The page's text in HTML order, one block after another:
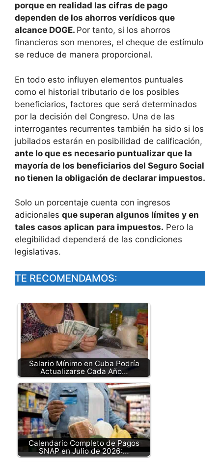
porque en realidad las cifras de pago
dependen de los ahorros verídicos que
alcance DOGE. Por tanto, si los ahorros
financieros son menores, el cheque de estímulo
se reduce de manera proporcional.
En todo esto influyen elementos puntuales
como el historial tributario de los posibles
beneficiarios, factores que será determinados
por la decisión del Congreso. Una de las
interrogantes recurrentes también ha sido si los
jubilados estarán en posibilidad de calificación,
ante lo que es necesario puntualizar que la
mayoría de los beneficiarios del Seguro Social
no tienen la obligación de declarar impuestos.
Solo un porcentaje cuenta con ingresos
adicionales que superan algunos límites y en
tales casos aplican para impuestos. Pero la
elegibilidad dependerá de las condiciones
legislativas.
TE RECOMENDAMOS:
Salario Mínimo en Cuba Podría
Actualizarse Cada Año…
Calendario Completo de Pagos
SNAP en Julio de 2026:…